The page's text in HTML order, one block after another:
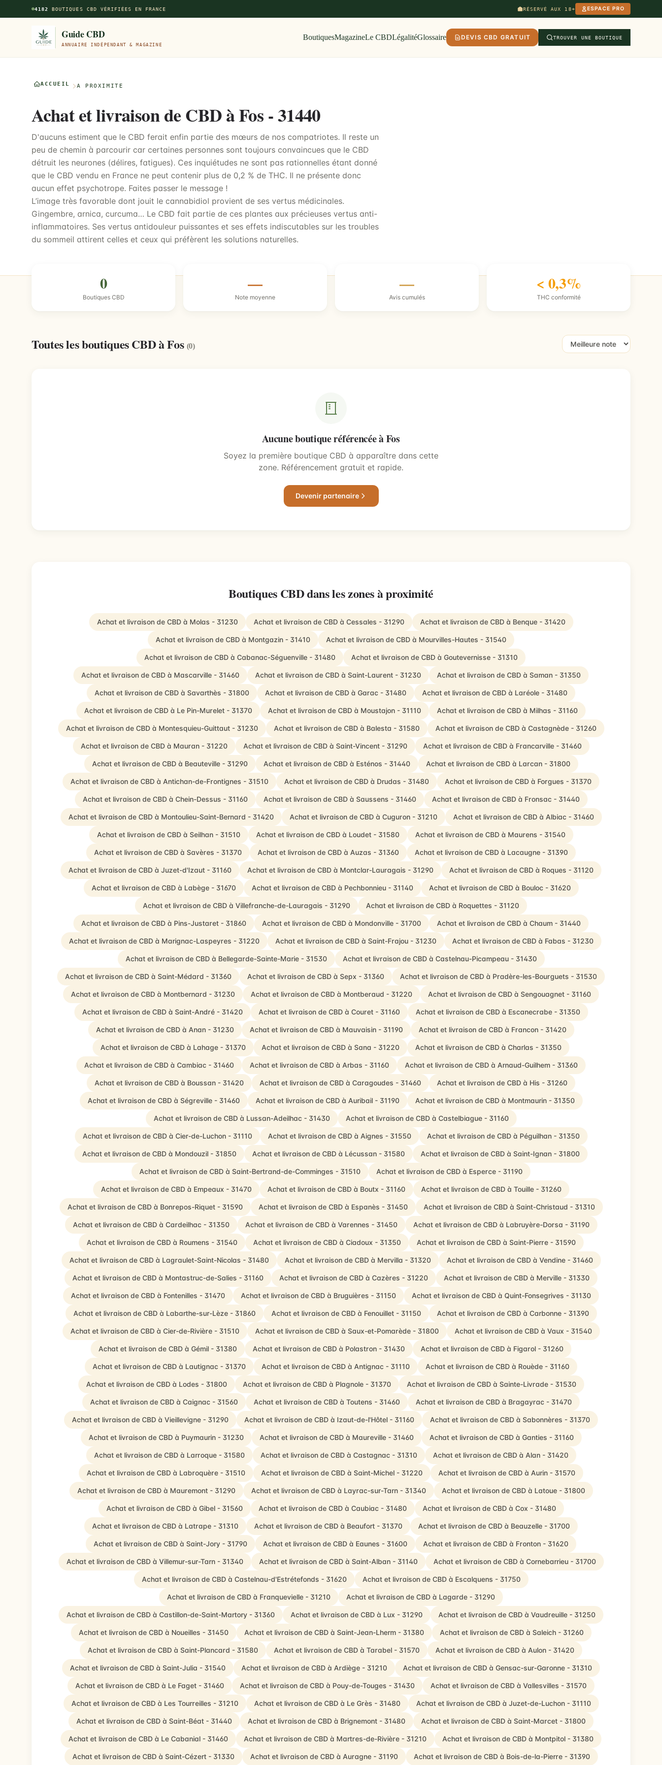
Aller au contenu principal
4182 BOUTIQUES CBD VÉRIFIÉES EN FRANCE RÉSERVÉ AUX 18+ ESPACE PRO
Guide CBD
ANNUAIRE INDÉPENDANT & MAGAZINE
BoutiquesMagazineLe CBDLégalitéGlossaire DEVIS CBD GRATUIT TROUVER UNE BOUTIQUE
ACCUEIL À PROXIMITÉ
Achat et livraison de CBD à Fos - 31440
D'aucuns estiment que le CBD ferait enfin partie des mœurs de nos compatriotes. Il reste un
peu de chemin à parcourir car certaines personnes sont toujours convaincues que le CBD
détruit les neurones (délires, fatigues). Ces inquiétudes ne sont pas rationnelles étant donné
que le CBD vendu en France ne peut contenir plus de 0,2 % de THC. Il ne présente donc
aucun effet psychotrope. Faites passer le message !
L’image très favorable dont jouit le cannabidiol provient de ses vertus médicinales.
Gingembre, arnica, curcuma… Le CBD fait partie de ces plantes aux précieuses vertus anti-
inflammatoires. Ses vertus antidouleur puissantes et ses effets indiscutables sur les troubles
du sommeil attirent celles et ceux qui préfèrent les solutions naturelles.
0
Boutiques CBD
—
Note moyenne
—
Avis cumulés
< 0,3%
THC conformité
Toutes les boutiques CBD à Fos (0)
Aucune boutique référencée à Fos
Soyez la première boutique CBD à apparaître dans cette
zone. Référencement gratuit et rapide.
Devenir partenaire
Boutiques CBD dans les zones à proximité
Achat et livraison de CBD à Molas - 31230 Achat et livraison de CBD à Cessales - 31290 Achat et livraison de CBD à Benque - 31420
Achat et livraison de CBD à Montgazin - 31410 Achat et livraison de CBD à Mourvilles-Hautes - 31540
Achat et livraison de CBD à Cabanac-Séguenville - 31480 Achat et livraison de CBD à Goutevernisse - 31310
Achat et livraison de CBD à Mascarville - 31460 Achat et livraison de CBD à Saint-Laurent - 31230 Achat et livraison de CBD à Saman - 31350
Achat et livraison de CBD à Savarthès - 31800 Achat et livraison de CBD à Garac - 31480 Achat et livraison de CBD à Laréole - 31480
Achat et livraison de CBD à Le Pin-Murelet - 31370 Achat et livraison de CBD à Moustajon - 31110 Achat et livraison de CBD à Milhas - 31160
Achat et livraison de CBD à Montesquieu-Guittaut - 31230 Achat et livraison de CBD à Balesta - 31580 Achat et livraison de CBD à Castagnède - 31260
Achat et livraison de CBD à Mauran - 31220 Achat et livraison de CBD à Saint-Vincent - 31290 Achat et livraison de CBD à Francarville - 31460
Achat et livraison de CBD à Beauteville - 31290 Achat et livraison de CBD à Esténos - 31440 Achat et livraison de CBD à Larcan - 31800
Achat et livraison de CBD à Antichan-de-Frontignes - 31510 Achat et livraison de CBD à Drudas - 31480 Achat et livraison de CBD à Forgues - 31370
Achat et livraison de CBD à Chein-Dessus - 31160 Achat et livraison de CBD à Saussens - 31460 Achat et livraison de CBD à Fronsac - 31440
Achat et livraison de CBD à Montoulieu-Saint-Bernard - 31420 Achat et livraison de CBD à Cuguron - 31210 Achat et livraison de CBD à Albiac - 31460
Achat et livraison de CBD à Seilhan - 31510 Achat et livraison de CBD à Loudet - 31580 Achat et livraison de CBD à Maurens - 31540
Achat et livraison de CBD à Savères - 31370 Achat et livraison de CBD à Auzas - 31360 Achat et livraison de CBD à Lacaugne - 31390
Achat et livraison de CBD à Juzet-d'Izaut - 31160 Achat et livraison de CBD à Montclar-Lauragais - 31290 Achat et livraison de CBD à Roques - 31120
Achat et livraison de CBD à Labège - 31670 Achat et livraison de CBD à Pechbonnieu - 31140 Achat et livraison de CBD à Bouloc - 31620
Achat et livraison de CBD à Villefranche-de-Lauragais - 31290 Achat et livraison de CBD à Roquettes - 31120
Achat et livraison de CBD à Pins-Justaret - 31860 Achat et livraison de CBD à Mondonville - 31700 Achat et livraison de CBD à Chaum - 31440
Achat et livraison de CBD à Marignac-Laspeyres - 31220 Achat et livraison de CBD à Saint-Frajou - 31230 Achat et livraison de CBD à Fabas - 31230
Achat et livraison de CBD à Bellegarde-Sainte-Marie - 31530 Achat et livraison de CBD à Castelnau-Picampeau - 31430
Achat et livraison de CBD à Saint-Médard - 31360 Achat et livraison de CBD à Sepx - 31360 Achat et livraison de CBD à Pradère-les-Bourguets - 31530
Achat et livraison de CBD à Montbernard - 31230 Achat et livraison de CBD à Montberaud - 31220 Achat et livraison de CBD à Sengouagnet - 31160
Achat et livraison de CBD à Saint-André - 31420 Achat et livraison de CBD à Couret - 31160 Achat et livraison de CBD à Escanecrabe - 31350
Achat et livraison de CBD à Anan - 31230 Achat et livraison de CBD à Mauvaisin - 31190 Achat et livraison de CBD à Francon - 31420
Achat et livraison de CBD à Lahage - 31370 Achat et livraison de CBD à Sana - 31220 Achat et livraison de CBD à Charlas - 31350
Achat et livraison de CBD à Cambiac - 31460 Achat et livraison de CBD à Arbas - 31160 Achat et livraison de CBD à Arnaud-Guilhem - 31360
Achat et livraison de CBD à Boussan - 31420 Achat et livraison de CBD à Caragoudes - 31460 Achat et livraison de CBD à His - 31260
Achat et livraison de CBD à Ségreville - 31460 Achat et livraison de CBD à Auribail - 31190 Achat et livraison de CBD à Montmaurin - 31350
Achat et livraison de CBD à Lussan-Adeilhac - 31430 Achat et livraison de CBD à Castelbiague - 31160
Achat et livraison de CBD à Cier-de-Luchon - 31110 Achat et livraison de CBD à Aignes - 31550 Achat et livraison de CBD à Péguilhan - 31350
Achat et livraison de CBD à Mondouzil - 31850 Achat et livraison de CBD à Lécussan - 31580 Achat et livraison de CBD à Saint-Ignan - 31800
Achat et livraison de CBD à Saint-Bertrand-de-Comminges - 31510 Achat et livraison de CBD à Esperce - 31190
Achat et livraison de CBD à Empeaux - 31470 Achat et livraison de CBD à Boutx - 31160 Achat et livraison de CBD à Touille - 31260
Achat et livraison de CBD à Bonrepos-Riquet - 31590 Achat et livraison de CBD à Espanès - 31450 Achat et livraison de CBD à Saint-Christaud - 31310
Achat et livraison de CBD à Cardeilhac - 31350 Achat et livraison de CBD à Varennes - 31450 Achat et livraison de CBD à Labruyère-Dorsa - 31190
Achat et livraison de CBD à Roumens - 31540 Achat et livraison de CBD à Ciadoux - 31350 Achat et livraison de CBD à Saint-Pierre - 31590
Achat et livraison de CBD à Lagraulet-Saint-Nicolas - 31480 Achat et livraison de CBD à Mervilla - 31320 Achat et livraison de CBD à Vendine - 31460
Achat et livraison de CBD à Montastruc-de-Salies - 31160 Achat et livraison de CBD à Cazères - 31220 Achat et livraison de CBD à Merville - 31330
Achat et livraison de CBD à Fontenilles - 31470 Achat et livraison de CBD à Bruguières - 31150 Achat et livraison de CBD à Quint-Fonsegrives - 31130
Achat et livraison de CBD à Labarthe-sur-Lèze - 31860 Achat et livraison de CBD à Fenouillet - 31150 Achat et livraison de CBD à Carbonne - 31390
Achat et livraison de CBD à Cier-de-Rivière - 31510 Achat et livraison de CBD à Saux-et-Pomarède - 31800 Achat et livraison de CBD à Vaux - 31540
Achat et livraison de CBD à Gémil - 31380 Achat et livraison de CBD à Polastron - 31430 Achat et livraison de CBD à Figarol - 31260
Achat et livraison de CBD à Lautignac - 31370 Achat et livraison de CBD à Antignac - 31110 Achat et livraison de CBD à Rouède - 31160
Achat et livraison de CBD à Lodes - 31800 Achat et livraison de CBD à Plagnole - 31370 Achat et livraison de CBD à Sainte-Livrade - 31530
Achat et livraison de CBD à Caignac - 31560 Achat et livraison de CBD à Toutens - 31460 Achat et livraison de CBD à Bragayrac - 31470
Achat et livraison de CBD à Vieillevigne - 31290 Achat et livraison de CBD à Izaut-de-l'Hôtel - 31160 Achat et livraison de CBD à Sabonnères - 31370
Achat et livraison de CBD à Puymaurin - 31230 Achat et livraison de CBD à Maureville - 31460 Achat et livraison de CBD à Ganties - 31160
Achat et livraison de CBD à Larroque - 31580 Achat et livraison de CBD à Castagnac - 31310 Achat et livraison de CBD à Alan - 31420
Achat et livraison de CBD à Labroquère - 31510 Achat et livraison de CBD à Saint-Michel - 31220 Achat et livraison de CBD à Aurin - 31570
Achat et livraison de CBD à Mauremont - 31290 Achat et livraison de CBD à Layrac-sur-Tarn - 31340 Achat et livraison de CBD à Latoue - 31800
Achat et livraison de CBD à Gibel - 31560 Achat et livraison de CBD à Caubiac - 31480 Achat et livraison de CBD à Cox - 31480
Achat et livraison de CBD à Latrape - 31310 Achat et livraison de CBD à Beaufort - 31370 Achat et livraison de CBD à Beauzelle - 31700
Achat et livraison de CBD à Saint-Jory - 31790 Achat et livraison de CBD à Eaunes - 31600 Achat et livraison de CBD à Fronton - 31620
Achat et livraison de CBD à Villemur-sur-Tarn - 31340 Achat et livraison de CBD à Saint-Alban - 31140 Achat et livraison de CBD à Cornebarrieu - 31700
Achat et livraison de CBD à Castelnau-d'Estrétefonds - 31620 Achat et livraison de CBD à Escalquens - 31750
Achat et livraison de CBD à Franquevielle - 31210 Achat et livraison de CBD à Lagarde - 31290
Achat et livraison de CBD à Castillon-de-Saint-Martory - 31360 Achat et livraison de CBD à Lux - 31290 Achat et livraison de CBD à Vaudreuille - 31250
Achat et livraison de CBD à Noueilles - 31450 Achat et livraison de CBD à Saint-Jean-Lherm - 31380 Achat et livraison de CBD à Saleich - 31260
Achat et livraison de CBD à Saint-Plancard - 31580 Achat et livraison de CBD à Tarabel - 31570 Achat et livraison de CBD à Aulon - 31420
Achat et livraison de CBD à Saint-Julia - 31540 Achat et livraison de CBD à Ardiège - 31210 Achat et livraison de CBD à Gensac-sur-Garonne - 31310
Achat et livraison de CBD à Le Faget - 31460 Achat et livraison de CBD à Pouy-de-Touges - 31430 Achat et livraison de CBD à Vallesvilles - 31570
Achat et livraison de CBD à Les Tourreilles - 31210 Achat et livraison de CBD à Le Grès - 31480 Achat et livraison de CBD à Juzet-de-Luchon - 31110
Achat et livraison de CBD à Saint-Béat - 31440 Achat et livraison de CBD à Brignemont - 31480 Achat et livraison de CBD à Saint-Marcet - 31800
Achat et livraison de CBD à Le Cabanial - 31460 Achat et livraison de CBD à Martres-de-Rivière - 31210 Achat et livraison de CBD à Montpitol - 31380
Achat et livraison de CBD à Saint-Cézert - 31330 Achat et livraison de CBD à Auragne - 31190 Achat et livraison de CBD à Bois-de-la-Pierre - 31390